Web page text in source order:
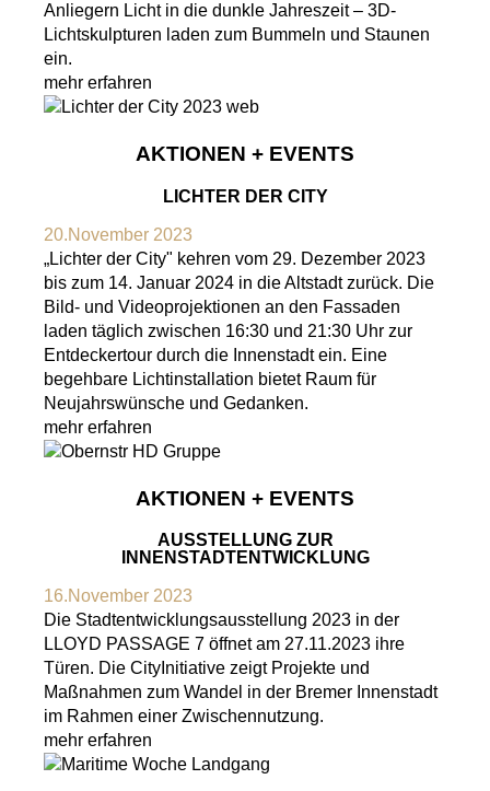
Anliegern Licht in die dunkle Jahreszeit – 3D-
Lichtskulpturen laden zum Bummeln und Staunen
ein.
mehr erfahren
AKTIONEN + EVENTS
LICHTER DER CITY
20.November 2023
„Lichter der City" kehren vom 29. Dezember 2023
bis zum 14. Januar 2024 in die Altstadt zurück. Die
Bild- und Videoprojektionen an den Fassaden
laden täglich zwischen 16:30 und 21:30 Uhr zur
Entdeckertour durch die Innenstadt ein. Eine
begehbare Lichtinstallation bietet Raum für
Neujahrswünsche und Gedanken.
mehr erfahren
AKTIONEN + EVENTS
AUSSTELLUNG ZUR
INNENSTADTENTWICKLUNG
16.November 2023
Die Stadtentwicklungsausstellung 2023 in der
LLOYD PASSAGE 7 öffnet am 27.11.2023 ihre
Türen. Die CityInitiative zeigt Projekte und
Maßnahmen zum Wandel in der Bremer Innenstadt
im Rahmen einer Zwischennutzung.
mehr erfahren